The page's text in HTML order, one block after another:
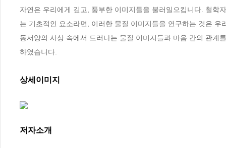
자연은 우리에게 깊고, 풍부한 이미지들을 불러일으킵니다. 철학
는 기초적인 요소라면, 이러한 물질 이미지들을 연구하는 것은
동서양의 사상 속에서 드러나는 물질 이미지들과 마음 간의 관계
하였습니다.
상세이미지
저자소개